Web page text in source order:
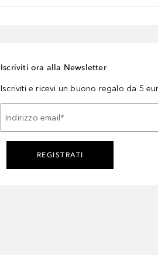
Iscriviti ora alla Newsletter
Iscriviti e ricevi un buono regalo da 5
Indirizzo email *
REGISTRATI